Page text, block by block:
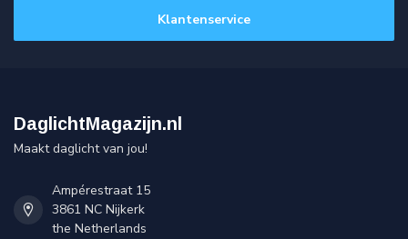
Klantenservice
DaglichtMagazijn.nl
Maakt daglicht van jou!
Ampérestraat 15
3861 NC Nijkerk
the Netherlands